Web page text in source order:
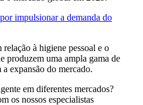
impulsionar a demanda do
à higiene pessoal e o
produzem uma ampla gama de
expansão do mercado.
em diferentes mercados?
os nossos especialistas